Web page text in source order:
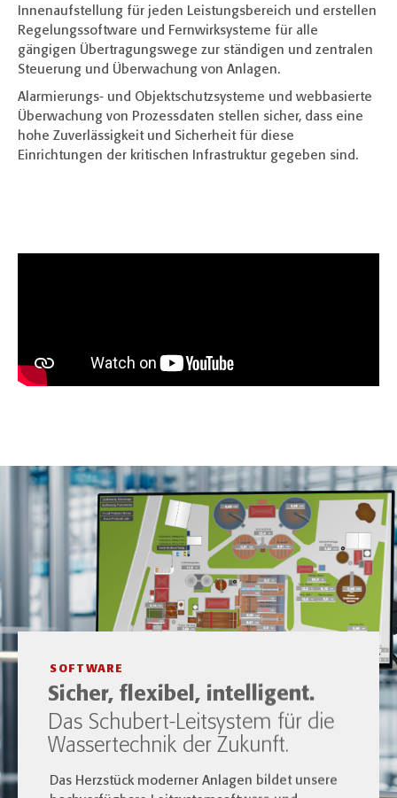
Innenaufstellung für jeden Leistungsbereich und erstellen
Regelungssoftware und Fernwirksysteme für alle
gängigen Übertragungswege zur ständigen und zentralen
Steuerung und Überwachung von Anlagen.
Alarmierungs- und Objektschutzsysteme und webbasierte
Überwachung von Prozessdaten stellen sicher, dass eine
hohe Zuverlässigkeit und Sicherheit für diese
Einrichtungen der kritischen Infrastruktur gegeben sind.
SOFTWARE
Sicher, flexibel, intelligent.
Das Schubert-Leitsystem für die
Wassertechnik der Zukunft.
Das Herzstück moderner Anlagen bildet unsere